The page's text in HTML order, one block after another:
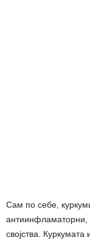
Сам по себе,
антиинфламаторни,
својства. Куркумата